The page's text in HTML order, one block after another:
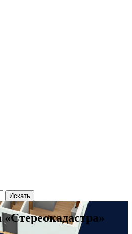
Искать